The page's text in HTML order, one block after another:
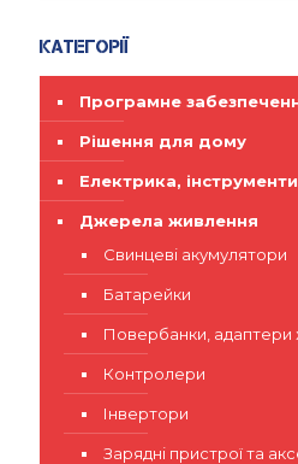
Категорії
Програмне
Рішення для дому
Електрика, інструменти
Джерела живлення
Свинцеві акумулятори
Батарейки
Повербанки, адаптери
Контролери
Інвертори
Зарядні пристрої та